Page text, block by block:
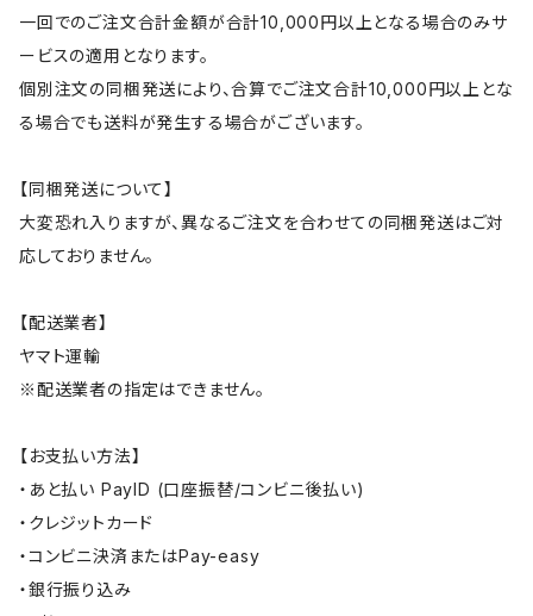
一回でのご注文合計金額が合計10,000円以上となる場合のみサ
ービスの適用となります。
個別注文の同梱発送により、合算でご注文合計10,000円以上とな
る場合でも送料が発生する場合がございます。
【同梱発送について】
大変恐れ入りますが、異なるご注文を合わせての同梱発送はご対
応しておりません。
【配送業者】
ヤマト運輸
※配送業者の指定はできません。
【お支払い方法】
・あと払い PayID (口座振替/コンビニ後払い)
・クレジットカード
・コンビニ決済またはPay-easy
・銀行振り込み